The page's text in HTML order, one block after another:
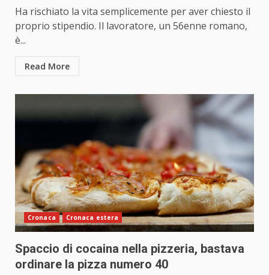
Ha rischiato la vita semplicemente per aver chiesto il
proprio stipendio. Il lavoratore, un 56enne romano,
è...
Read More
Cronaca Cronaca estera
Spaccio di cocaina nella pizzeria, bastava
ordinare la pizza numero 40